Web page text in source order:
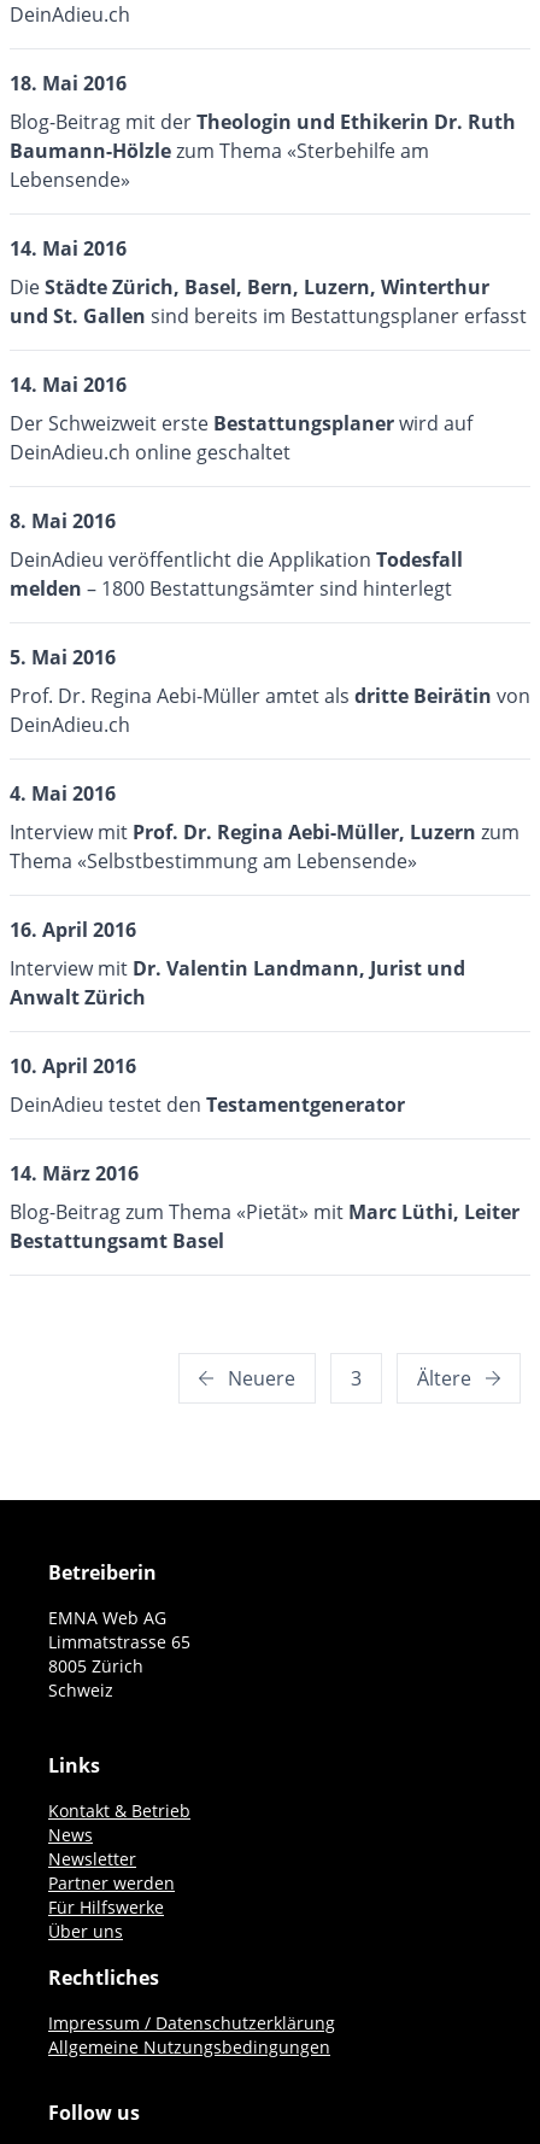
DeinAdieu.ch
18. Mai 2016
Blog-Beitrag mit derTheologin und Ethikerin Dr. Ruth
Baumann-Hölzlezum Thema «Sterbehilfe am
Lebensende»
14. Mai 2016
DieStädte Zürich, Basel, Bern, Luzern, Winterthur
und St. Gallen sind bereits im Bestattungsplaner erfasst
14. Mai 2016
Der Schweizweit erste Bestattungsplanerwird auf
DeinAdieu.ch online geschaltet
8. Mai 2016
DeinAdieu veröffentlicht die Applikation Todesfall
melden – 1800 Bestattungsämter sind hinterlegt
5. Mai 2016
Prof. Dr. Regina Aebi-Müller amtet als dritte Beirätin von
DeinAdieu.ch
4. Mai 2016
Interview mit Prof. Dr. Regina Aebi-Müller, Luzern zum
Thema «Selbstbestimmung am Lebensende»
16. April 2016
Interview mit Dr. Valentin Landmann, Jurist und
Anwalt Zürich
10. April 2016
DeinAdieu testet den Testamentgenerator
14. März 2016
Blog-Beitrag zum Thema «Pietät» mit Marc Lüthi, Leiter
Bestattungsamt Basel
Seitennummerierung
Neuere 3 Ältere
Betreiberin
EMNA Web AG
Limmatstrasse 65
8005 Zürich
Schweiz
Links
Kontakt & Betrieb
News
Newsletter
Partner werden
Für Hilfswerke
Über uns
Rechtliches
Impressum / Datenschutzerklärung
Allgemeine Nutzungsbedingungen
Follow us